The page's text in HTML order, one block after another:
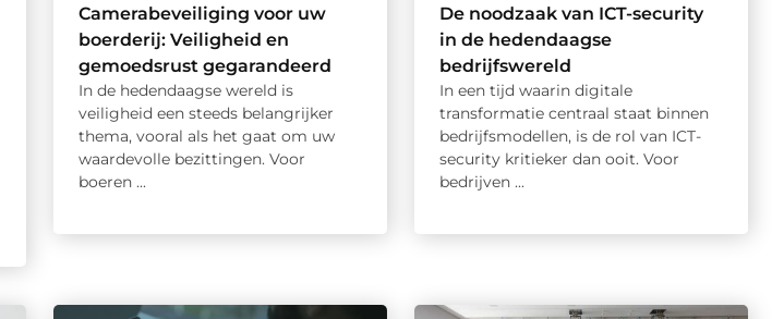
Camerabeveiliging voor uw
boerderij: Veiligheid en
gemoedsrust gegarandeerd
In de hedendaagse wereld is
veiligheid een steeds belangrijker
thema, vooral als het gaat om uw
waardevolle bezittingen. Voor
boeren ...
De noodzaak van ICT-security
in de hedendaagse
bedrijfswereld
In een tijd waarin digitale
transformatie centraal staat binnen
bedrijfsmodellen, is de rol van ICT-
security kritieker dan ooit. Voor
bedrijven ...